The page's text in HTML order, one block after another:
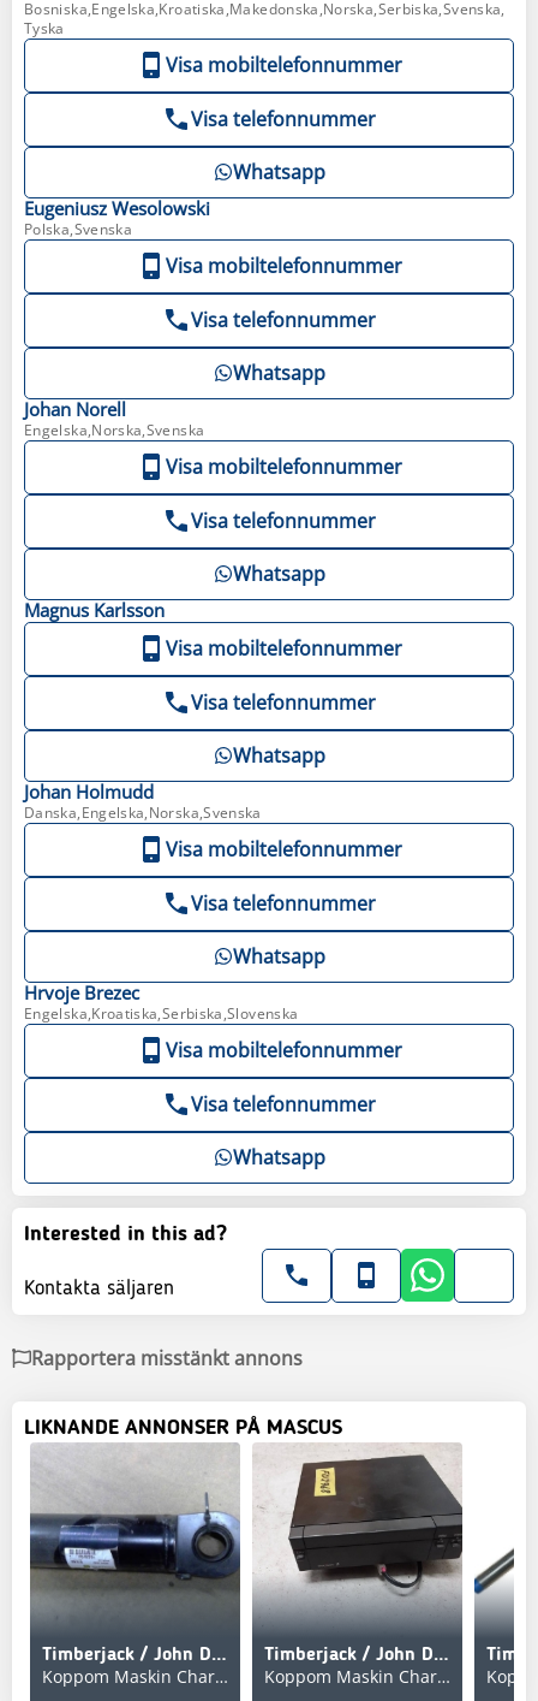
Bosniska,Engelska,Kroatiska,Makedonska,Norska,Serbiska,Svenska,
Tyska
Visa mobiltelefonnummer
Visa telefonnummer
Whatsapp
Eugeniusz Wesolowski
Polska,Svenska
Visa mobiltelefonnummer
Visa telefonnummer
Whatsapp
Johan Norell
Engelska,Norska,Svenska
Visa mobiltelefonnummer
Visa telefonnummer
Whatsapp
Magnus Karlsson
Visa mobiltelefonnummer
Visa telefonnummer
Whatsapp
Johan Holmudd
Danska,Engelska,Norska,Svenska
Visa mobiltelefonnummer
Visa telefonnummer
Whatsapp
Hrvoje Brezec
Engelska,Kroatiska,Serbiska,Slovenska
Visa mobiltelefonnummer
Visa telefonnummer
Whatsapp
Interested in this ad?
Kontakta säljaren
Rapportera misstänkt annons
LIKNANDE ANNONSER PÅ MASCUS
Timberjack / John Deere F015291 Grindcylinder 1210, 1210B
Koppom Maskin Charlottenberg
Timberjack / John Deere F012968 EPU 40 Skrivare 870B, 1270
Koppom Maskin Charlottenberg